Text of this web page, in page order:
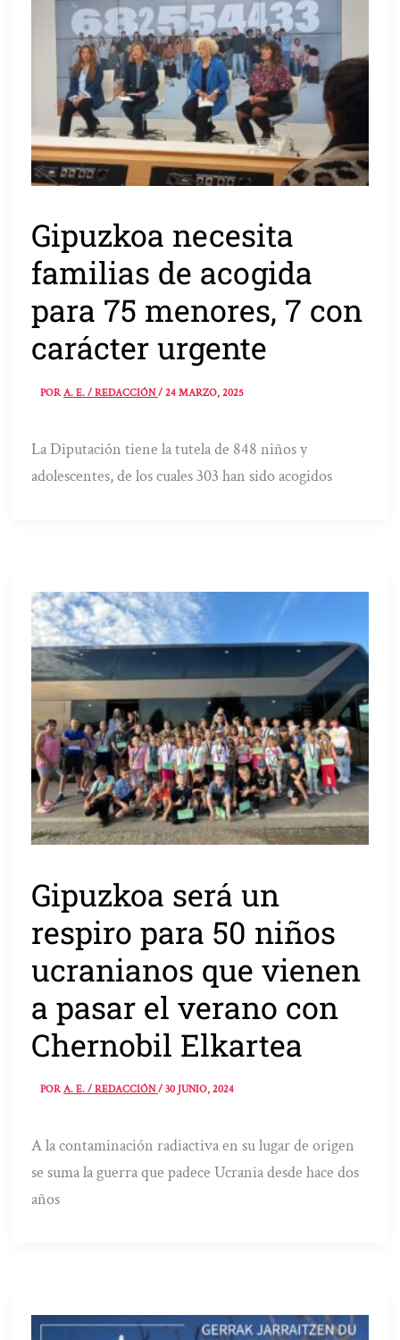
Gipuzkoa necesita
familias de acogida
para 75 menores, 7 con
carácter urgente
PORA. E. / REDACCIÓN/24 MARZO, 2025
La Diputación tiene la tutela de 848 niños y
adolescentes, de los cuales 303 han sido acogidos
Gipuzkoa será un
respiro para 50 niños
ucranianos que vienen
a pasar el verano con
Chernobil Elkartea
PORA. E. / REDACCIÓN/30 JUNIO, 2024
A la contaminación radiactiva en su lugar de origen
se suma la guerra que padece Ucrania desde hace dos
años